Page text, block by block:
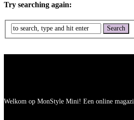
Try searching again:
Welkom op MonStyle Mini! Een online